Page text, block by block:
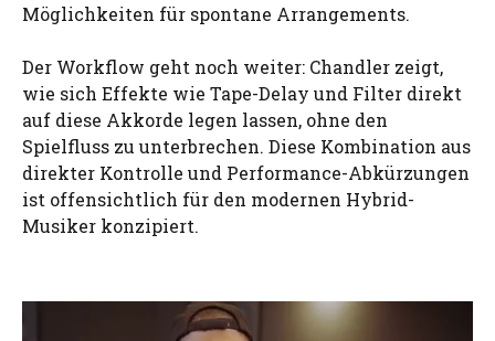
Möglichkeiten für spontane Arrangements.
Der Workflow geht noch weiter: Chandler zeigt,
wie sich Effekte wie Tape-Delay und Filter direkt
auf diese Akkorde legen lassen, ohne den
Spielfluss zu unterbrechen. Diese Kombination aus
direkter Kontrolle und Performance-Abkürzungen
ist offensichtlich für den modernen Hybrid-
Musiker konzipiert.